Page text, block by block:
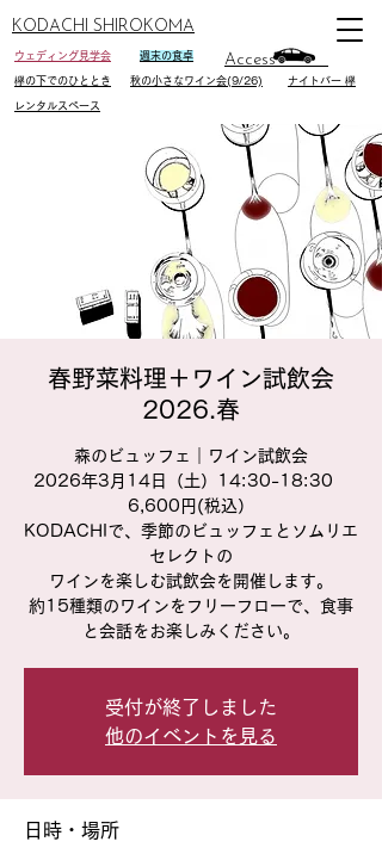
KODACHI SHIROKOMA
ウェディング見学会 週末の食卓 Access
欅の下でのひととき 秋の小さなワイン会(9/26) ナイトバー 欅
レンタルスペース
春野菜料理＋ワイン試飲会
2026.春
森のビュッフェ｜ワイン試飲会
2026年3月14日（土）14:30-18:30
6,600円(税込）
KODACHIで、季節のビュッフェとソムリエ
セレクトの
ワインを楽しむ試飲会を開催します。
約15種類のワインをフリーフローで、食事
と会話をお楽しみください。
受付が終了しました
他のイベントを見る
日時・場所